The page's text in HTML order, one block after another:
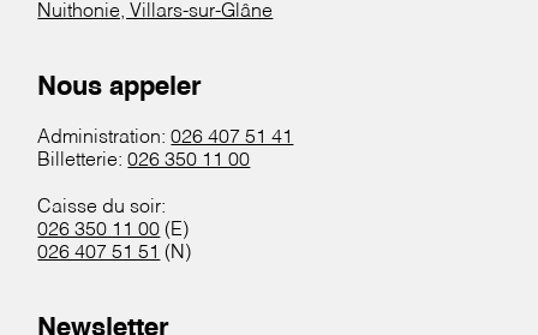
Nuithonie, Villars-sur-Glâne
Nous appeler
Administration:026 407 51 41
Billetterie:026 350 11 00
Caisse du soir:
026 350 11 00 (E)
026 407 51 51 (N)
Newsletter